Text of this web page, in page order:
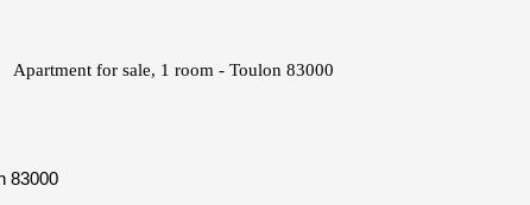
Apartment for sale, 1 room - Toulon 83000